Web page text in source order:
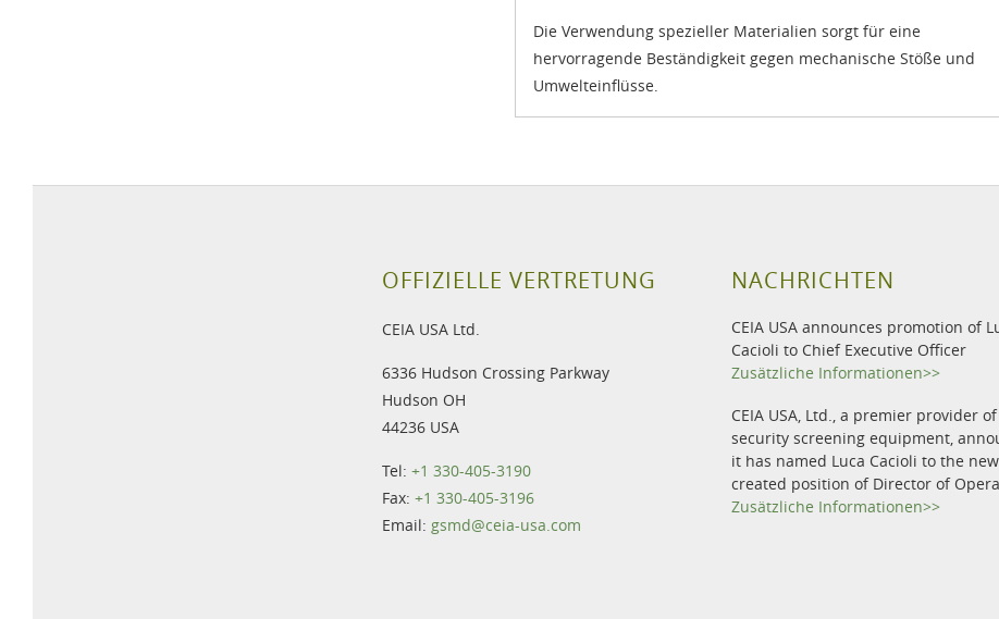
Die Verwendung spezieller Materialien sorgt für eine
hervorragende Beständigkeit gegen mechanische Stöße und
Umwelteinflüsse.
OFFIZIELLE VERTRETUNG
CEIA USA Ltd.
6336 Hudson Crossing Parkway
Hudson OH
44236 USA
Tel: +1 330-405-3190
Fax: +1 330-405-3196
Email: gsmd@ceia-usa.com
NACHRICHTEN
CEIA USA announces promotion of
Cacioli to Chief Executive Officer
Zusätzliche Informationen>>
CEIA USA, Ltd., a premier provider of
security screening equipment,
it has named Luca Cacioli to the
created position of Director of
Zusätzliche Informationen>>